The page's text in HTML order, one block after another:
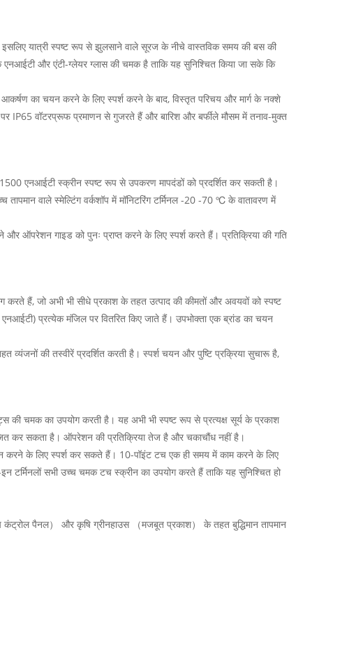
यात्री स्पष्ट रूप से झुलसाने वाले सूरज के नीचे वास्तविक समय की बस की
एनआईटी और एंटी-ग्लेयर ग्लास की चमक है ताकि यह सुनिश्चित किया जा सके कि
आकर्षण का चयन करने के लिए स्पर्श करने के बाद, विस्तृत परिचय और मार्ग के नक्शे
IP65 वॉटरप्रूफ प्रमाणन से गुजरते हैं और बारिश और बर्फीले मौसम में तनाव-मुक्त
एनआईटी स्क्रीन स्पष्ट रूप से उपकरण मापदंडों को प्रदर्शित कर सकती है।
वाले स्मेल्टिंग वर्कशॉप में मॉनिटरिंग टर्मिनल -20 -70 ℃ के वातावरण में
ऑपरेशन गाइड को पुनः प्राप्त करने के लिए स्पर्श करते हैं। प्रतिक्रिया की गति
करते हैं, जो अभी भी सीधे प्रकाश के तहत उत्पाद की कीमतों और अवयवों को स्पष्ट
प्रत्येक मंजिल पर वितरित किए जाते हैं। उपभोक्ता एक ब्रांड का चयन
की तस्वीरें प्रदर्शित करती है। स्पर्श चयन और पुष्टि प्रक्रिया सुचारू है,
की चमक का उपयोग करती है। यह अभी भी स्पष्ट रूप से प्रत्यक्ष सूर्य के प्रकाश
कर सकता है। ऑपरेशन की प्रतिक्रिया तेज है और चकाचौंध नहीं है।
करने के लिए स्पर्श कर सकते हैं। 10-पॉइंट टच एक ही समय में काम करने के लिए
सभी उच्च चमक टच स्क्रीन का उपयोग करते हैं ताकि यह सुनिश्चित हो
पैनल） और कृषि ग्रीनहाउस （मजबूत प्रकाश） के तहत बुद्धिमान तापमान